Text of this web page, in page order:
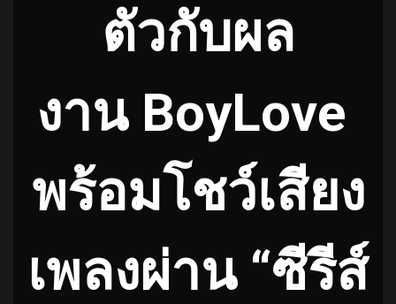
ตัวกับผล
งาน BoyLove
พร้อมโชว์เสียง
เพลงผ่าน “ซีรีส์